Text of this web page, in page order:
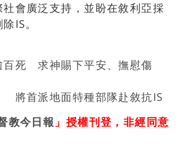
會廣泛支持，並盼在敘利亞採
IS。
百死 求神賜下平安、撫慰傷
將首派地面特種部隊赴敘抗IS
教今日報 」授權刊登，非經同意